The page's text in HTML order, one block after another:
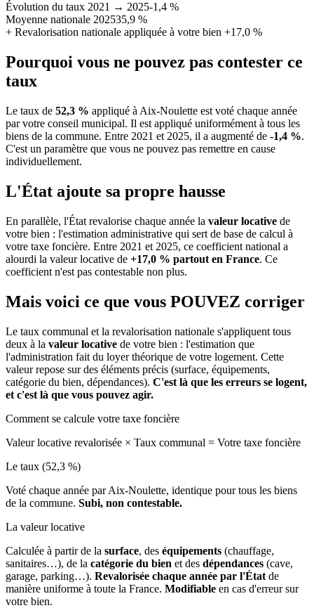
Évolution du taux 2021 → 2025-1,4 %
Moyenne nationale 202535,9 %
+ Revalorisation nationale appliquée à votre bien +17,0 %
Pourquoi vous ne pouvez pas contester ce
taux
Le taux de 52,3 % appliqué à Aix-Noulette est voté chaque année
par votre conseil municipal. Il est appliqué uniformément à tous les
biens de la commune. Entre 2021 et 2025, il a augmenté de -1,4 %.
C'est un paramètre que vous ne pouvez pas remettre en cause
individuellement.
L'État ajoute sa propre hausse
En parallèle, l'État revalorise chaque année la valeur locative de
votre bien : l'estimation administrative qui sert de base de calcul à
votre taxe foncière. Entre 2021 et 2025, ce coefficient national a
alourdi la valeur locative de +17,0 % partout en France. Ce
coefficient n'est pas contestable non plus.
Mais voici ce que vous POUVEZ corriger
Le taux communal et la revalorisation nationale s'appliquent tous
deux à la valeur locative de votre bien : l'estimation que
l'administration fait du loyer théorique de votre logement. Cette
valeur repose sur des éléments précis (surface, équipements,
catégorie du bien, dépendances). C'est là que les erreurs se logent,
et c'est là que vous pouvez agir.
Comment se calcule votre taxe foncière
Valeur locative revalorisée × Taux communal = Votre taxe foncière
Le taux (52,3 %)
Voté chaque année par Aix-Noulette, identique pour tous les biens
de la commune. Subi, non contestable.
La valeur locative
Calculée à partir de la surface, des équipements (chauffage,
sanitaires…), de la catégorie du bien et des dépendances (cave,
garage, parking…). Revalorisée chaque année par l'État de
manière uniforme à toute la France. Modifiable en cas d'erreur sur
votre bien.